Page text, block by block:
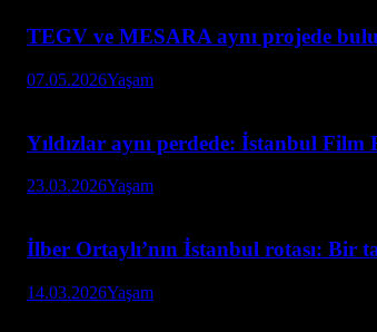
TEGV ve MESARA aynı projede
07.05.2026Yaşam
Yıldızlar aynı perdede: İstanbul Film
23.03.2026Yaşam
İlber Ortaylı’nın İstanbul rotası: Bir
14.03.2026Yaşam